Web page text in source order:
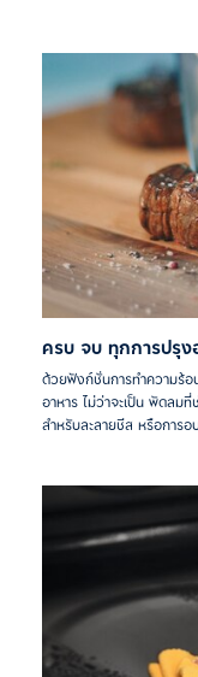
ครบ จบ ทุกการปรุง
ด้วยฟังก์ชั่นการทำความร้
อาหาร ไม่ว่าจะเป็น พัดลม
สำหรับละลายชีส หรือการ